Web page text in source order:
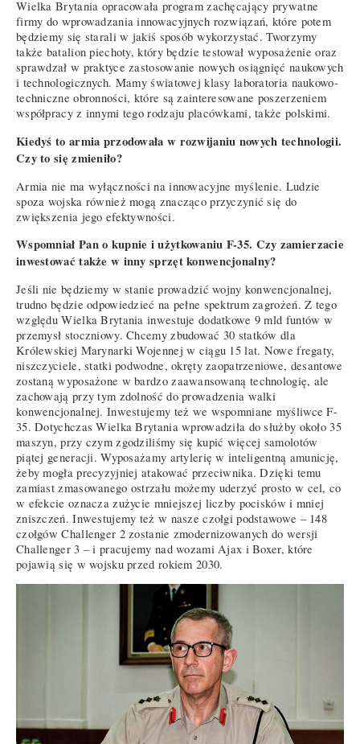
Wielka Brytania opracowała program zachęcający prywatne
firmy do wprowadzania innowacyjnych rozwiązań, które potem
będziemy się starali w jakiś sposób wykorzystać. Tworzymy
także batalion piechoty, który będzie testował wyposażenie oraz
sprawdzał w praktyce zastosowanie nowych osiągnięć naukowych
i technologicznych. Mamy światowej klasy laboratoria naukowo-
techniczne obronności, które są zainteresowane poszerzeniem
współpracy z innymi tego rodzaju placówkami, także polskimi.
Kiedyś to armia przodowała w rozwijaniu nowych technologii.
Czy to się zmieniło?
Armia nie ma wyłączności na innowacyjne myślenie. Ludzie
spoza wojska również mogą znacząco przyczynić się do
zwiększenia jego efektywności.
Wspomniał Pan o kupnie i użytkowaniu F-35. Czy zamierzacie
inwestować także w inny sprzęt konwencjonalny?
Jeśli nie będziemy w stanie prowadzić wojny konwencjonalnej,
trudno będzie odpowiedzieć na pełne spektrum zagrożeń. Z tego
względu Wielka Brytania inwestuje dodatkowe 9 mld funtów w
przemysł stoczniowy. Chcemy zbudować 30 statków dla
Królewskiej Marynarki Wojennej w ciągu 15 lat. Nowe fregaty,
niszczyciele, statki podwodne, okręty zaopatrzeniowe, desantowe
zostaną wyposażone w bardzo zaawansowaną technologię, ale
zachowają przy tym zdolność do prowadzenia walki
konwencjonalnej. Inwestujemy też we wspomniane myśliwce F-
35. Dotychczas Wielka Brytania wprowadziła do służby około 35
maszyn, przy czym zgodziliśmy się kupić więcej samolotów
piątej generacji. Wyposażamy artylerię w inteligentną amunicję,
żeby mogła precyzyjniej atakować przeciwnika. Dzięki temu
zamiast zmasowanego ostrzału możemy uderzyć prosto w cel, co
w efekcie oznacza zużycie mniejszej liczby pocisków i mniej
zniszczeń. Inwestujemy też w nasze czołgi podstawowe – 148
czołgów Challenger 2 zostanie zmodernizowanych do wersji
Challenger 3 – i pracujemy nad wozami Ajax i Boxer, które
pojawią się w wojsku przed rokiem 2030.